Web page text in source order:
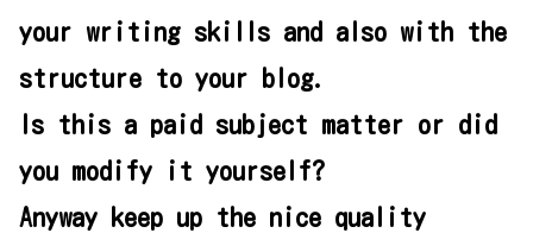
your writing skills and also with the
structure to your blog.
Is this a paid subject matter or did
you modify it yourself?
Anyway keep up the nice quality